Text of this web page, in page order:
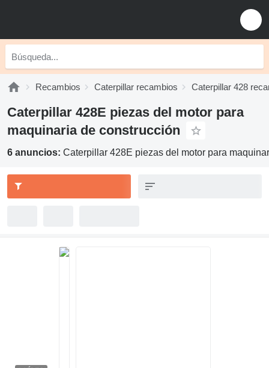
Recambios Caterpillar recambios Caterpillar 428
Caterpillar 428E piezas del motor para
maquinaria de construcción
6 anuncios: Caterpillar 428E piezas del motor para